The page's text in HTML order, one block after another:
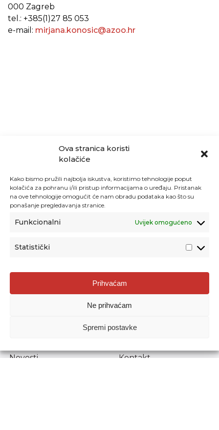
Ova stranica koristi
kolačiće
Kako bismo pružili najbolja iskustva, koristimo tehnologije poput
kolačića za pohranu i/ili pristup informacijama o uređaju. Pristanak
na ove tehnologije omogućit će nam obradu podataka kao što su
ponašanje pregledavanja stranice.
Funkcionalni Uvijek omogućeno
Statistički
Prihvaćam
Ne prihvaćam
Spremi postavke
000 Zagreb
tel.: +385(1)27 85 053
e-mail: mirjana.konosic@azoo.hr
Agencija za odgoj i obrazovanje
Donje Svetice 38, 10000 Zagreb
1778129
Prenošenje sadržaja dopušteno je uz navođenje izvora.
Novosti
Kontakt